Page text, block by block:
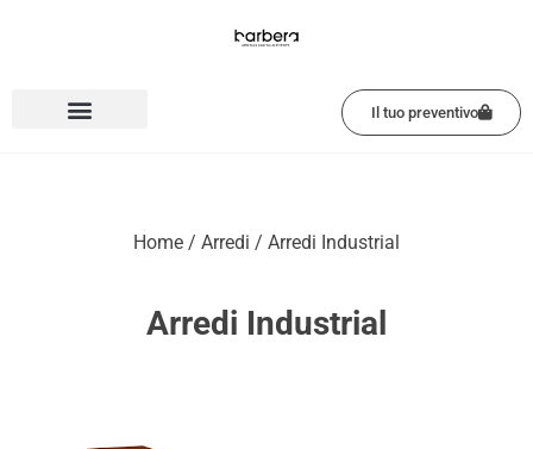
Il tuo preventivo
Home / Arredi / Arredi Industrial
Arredi Industrial